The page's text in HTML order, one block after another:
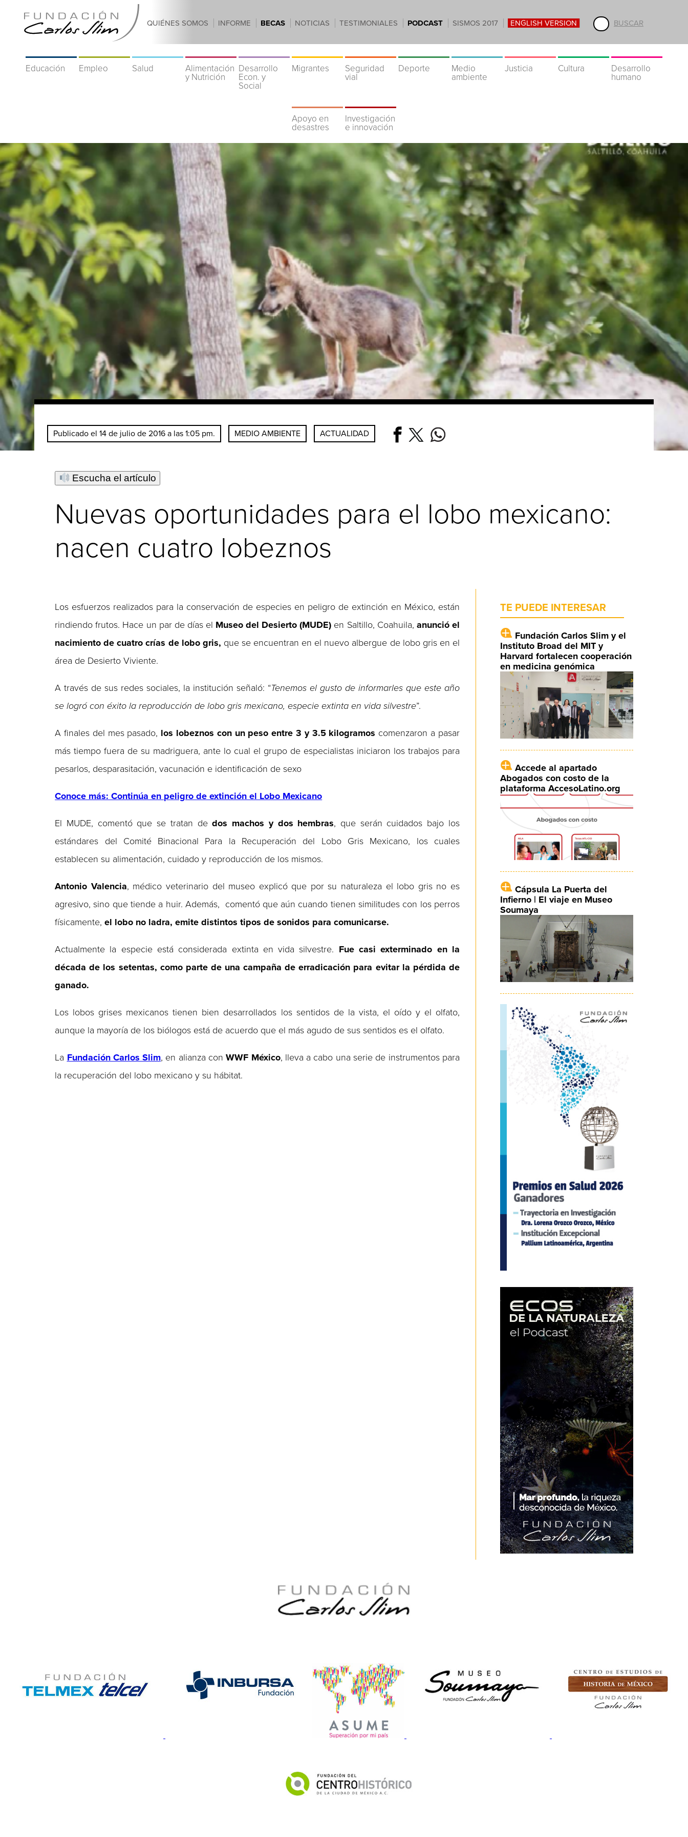
BUSCAR
QUIÉNES SOMOS INFORME BECAS NOTICIAS TESTIMONIALES PODCAST SISMOS 2017 ENGLISH VERSION
Educación Empleo Salud
Alimentación
y Nutrición
Desarrollo
Econ. y
Social
Migrantes
Seguridad
vial
Deporte
Medio
ambiente
Justicia Cultura
Desarrollo
humano
Apoyo en
desastres
Investigación
e innovación
Publicado el 14 de julio de 2016 a las 1:05 pm. MEDIO AMBIENTE ACTUALIDAD
Escucha el artículo
Nuevas oportunidades para el lobo mexicano:
nacen cuatro lobeznos
Los esfuerzos realizados para la conservación de especies en peligro de extinción en México, están
rindiendo frutos. Hace un par de días el Museo del Desierto (MUDE) en Saltillo, Coahuila, anunció el
nacimiento de cuatro crías de lobo gris, que se encuentran en el nuevo albergue de lobo gris en el
área de Desierto Viviente.
A través de sus redes sociales, la institución señaló: “Tenemos el gusto de informarles que este año
se logró con éxito la reproducción de lobo gris mexicano, especie extinta en vida silvestre”.
A finales del mes pasado, los lobeznos con un peso entre 3 y 3.5 kilogramos comenzaron a pasar
más tiempo fuera de su madriguera, ante lo cual el grupo de especialistas iniciaron los trabajos para
pesarlos, desparasitación, vacunación e identificación de sexo
Conoce más: Continúa en peligro de extinción el Lobo Mexicano
El MUDE, comentó que se tratan dedos machos y dos hembras, que serán cuidados bajo los
estándares del Comité Binacional Para la Recuperación del Lobo Gris Mexicano, los cuales
establecen su alimentación, cuidado y reproducción de los mismos.
Antonio Valencia, médico veterinario del museo explicó que por su naturaleza el lobo gris no es
agresivo, sino que tiende a huir. Además, comentó que aún cuando tienen similitudes con los perros
físicamente,el lobo no ladra, emite distintos tipos de sonidos para comunicarse.
Actualmente la especie está considerada extinta en vida silvestre. Fue casi exterminado en la
década de los setentas, como parte de una campaña de erradicación para evitar la pérdida de
ganado.
Los lobos grises mexicanos tienen bien desarrollados los sentidos de la vista, el oído y el olfato,
aunque la mayoría de los biólogos está de acuerdo que el más agudo de sus sentidos es el olfato.
La Fundación Carlos Slim, en alianza conWWF México, lleva a cabo una serie de instrumentos para
la recuperación del lobo mexicano y su hábitat.
TE PUEDE INTERESAR
Fundación Carlos Slim y el
Instituto Broad del MIT y
Harvard fortalecen cooperación
en medicina genómica
Accede al apartado
Abogados con costo de la
plataforma AccesoLatino.org
Cápsula La Puerta del
Infierno | El viaje en Museo
Soumaya